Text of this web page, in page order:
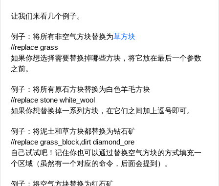
让我们来看几个例子。
例子：将所有非空气方块替换为草方块
//replace grass
如果你想选择需要替换掉哪些方块，将它放在最后一个参数
之前。
例子：将所有原石方块替换为白色羊毛方块
//replace stone white_wool
如果你想替换掉一系列方块，在它们之间加上逗号即可。
例子：将泥土和草方块都替换为钻石矿
//replace grass_block,dirt diamond_ore
自己试试吧！记住你也可以通过替换空气方块的方式填充一
个区域（虽然有一个对应的命令，后面会提到）。
例子：将空气方块替换为红石矿